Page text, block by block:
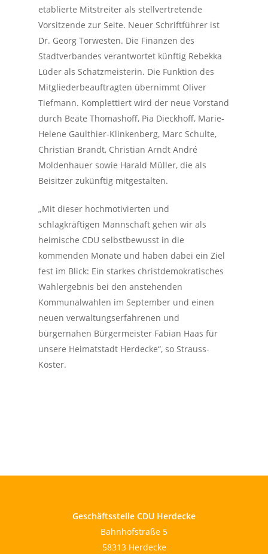
etablierte Mitstreiter als stellvertretende
Vorsitzende zur Seite. Neuer Schriftführer ist
Dr. Georg Torwesten. Die Finanzen des
Stadtverbandes verantwortet künftig Rebekka
Lüder als Schatzmeisterin. Die Funktion des
Mitgliederbeauftragten übernimmt Oliver
Tiefmann. Komplettiert wird der neue Vorstand
durch Beate Thomashoff, Pia Dieckhoff, Marie-
Helene Gaulthier-Klinkenberg, Marc Schulte,
Christian Brandt, Christian Arndt André
Moldenhauer sowie Harald Müller, die als
Beisitzer zukünftig mitgestalten.
„Mit dieser hochmotivierten und
schlagkräftigen Mannschaft gehen wir als
heimische CDU selbstbewusst in die
kommenden Monate und haben dabei ein Ziel
fest im Blick: Ein starkes christdemokratisches
Wahlergebnis bei den anstehenden
Kommunalwahlen im September und einen
neuen verwaltungserfahrenen und
bürgernahen Bürgermeister Fabian Haas für
unsere Heimatstadt Herdecke“, so Strauss-
Köster.
Geschäftsstelle CDU Herdecke
Bahnhofstraße 5
58313 Herdecke